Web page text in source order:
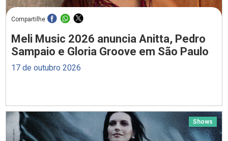
Compartilhe
Meli Music 2026 anuncia Anitta, Pedro
Sampaio e Gloria Groove em São Paulo
17 de outubro 2026
Shows